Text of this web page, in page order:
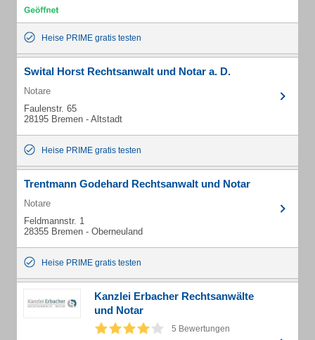
Heise PRIME gratis testen
Swital Horst Rechtsanwalt und Notar a. D.
Notare
Faulenstr. 65
28195 Bremen - Altstadt
Heise PRIME gratis testen
Trentmann Godehard Rechtsanwalt und Notar
Notare
Feldmannstr. 1
28355 Bremen - Oberneuland
Heise PRIME gratis testen
Kanzlei Erbacher Rechtsanwälte
und Notar
5 Bewertungen